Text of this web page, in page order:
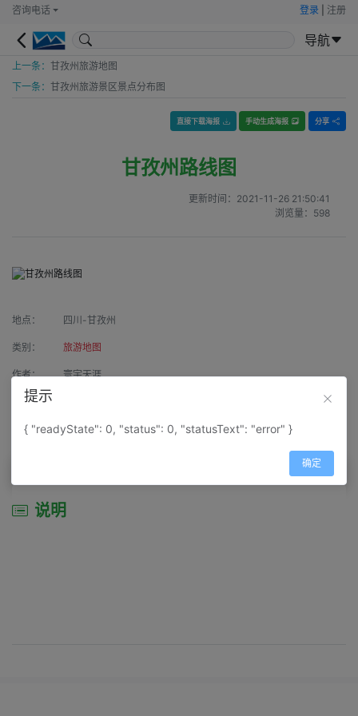
咨询电话 登录 注册
导航
上一条： 甘孜州旅游地图
下一条： 甘孜州旅游景区景点分布图
直接下载海报 手动生成海报 分享
甘孜州路线图
更新时间： 2021-11-26 21:50:41
浏览量： 598
地点： 四川-甘孜州
类别： 旅游地图
作者： 寰宇天涯
来源：
属性： 地图属性： 地图类型-交通线路图
说明
提示
{ "readyState": 0, "status": 0, "statusText": "error" }
确定